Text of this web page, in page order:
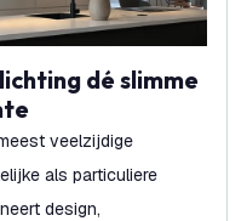
veelzijdige
als particuliere
design,